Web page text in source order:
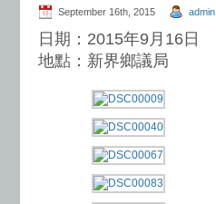
September 16th, 2015 admin
日期：2015年9月16日
地點：新界鄉議局